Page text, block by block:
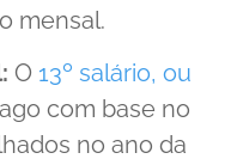
mensal.
O 13º salário, ou
com base no
no ano da